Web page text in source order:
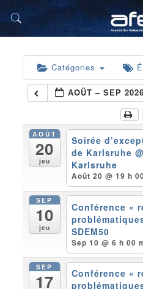
Catégories
AOÛT – SEP 2026
AOÛT
20
jeu
Soirée
de Karlsruhe
Karlsruhe
Août 20 @ 19 h
SEP
10
jeu
Conférence «
SDEM50
Sep 10 @ 6 h 00
SEP
17
Conférence «